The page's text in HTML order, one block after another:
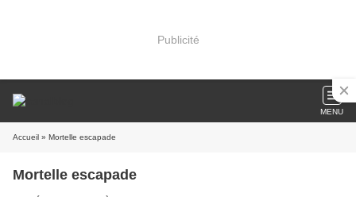
Publicité
MENU
Accueil » Mortelle escapade
Mortelle escapade